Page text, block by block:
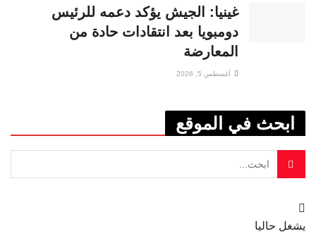
غينيا: الجيش يؤكد دعمه للرئيس
دومبويا بعد انتقادات حادة من
المعارضة
أغسطس 5, 2026
ابحث في الموقع
يشغل حاليا